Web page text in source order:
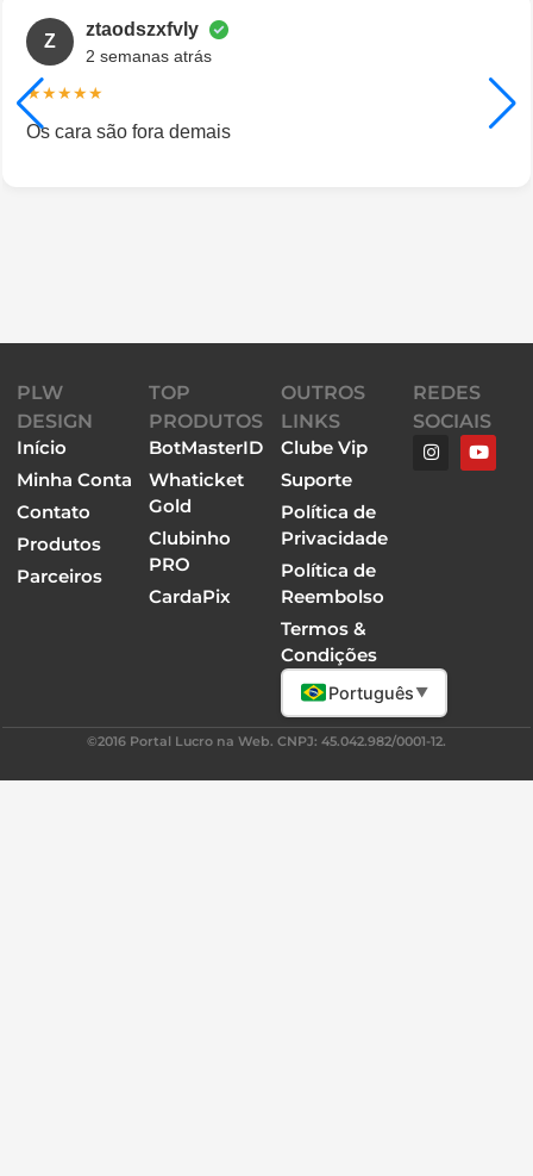
Z
ztaodszxfvly
2 semanas atrás
★★★★★
Os cara são fora demais
PLW
DESIGN
Início
Minha Conta
Contato
Produtos
Parceiros
TOP
PRODUTOS
BotMasterID
Whaticket
Gold
Clubinho
PRO
CardaPix
OUTROS
LINKS
Clube Vip
Suporte
Política de
Privacidade
Política de
Reembolso
Termos &
Condições
Português ▼
REDES
SOCIAIS
©2016 Portal Lucro na Web. CNPJ: 45.042.982/0001-12.